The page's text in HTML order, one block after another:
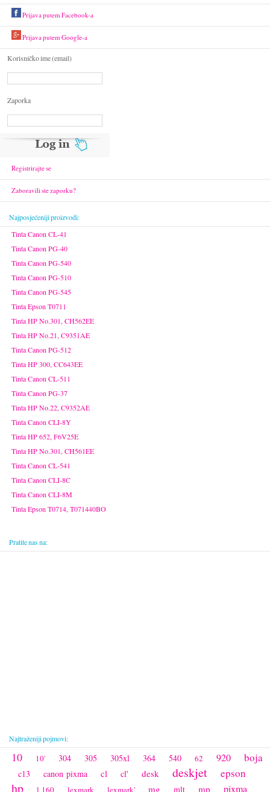
Prijava putem Facebook-a
Prijava putem Google-a
Korisničko ime (email)
Zaporka
Registrirajte se
Zaboravili ste zaporku?
Najposjećeniji proizvodi:
Tinta Canon CL-41
Tinta Canon PG-40
Tinta Canon PG-540
Tinta Canon PG-510
Tinta Canon PG-545
Tinta Epson T0711
Tinta HP No.301, CH562EE
Tinta HP No.21, C9351AE
Tinta Canon PG-512
Tinta HP 300, CC643EE
Tinta Canon CL-511
Tinta Canon PG-37
Tinta HP No.22, C9352AE
Tinta Canon CLI-8Y
Tinta HP 652, F6V25E
Tinta HP No.301, CH561EE
Tinta Canon CL-541
Tinta Canon CLI-8C
Tinta Canon CLI-8M
Tinta Epson T0714, T071440BO
Pratite nas na:
Najtraženiji pojmovi:
10 10' 304 305 305xl 364 540 62 920 boja
c13 canon pixma cl cl' desk deskjet epson
hp l 160 lexmark lexmark' mg mlt mp pixma